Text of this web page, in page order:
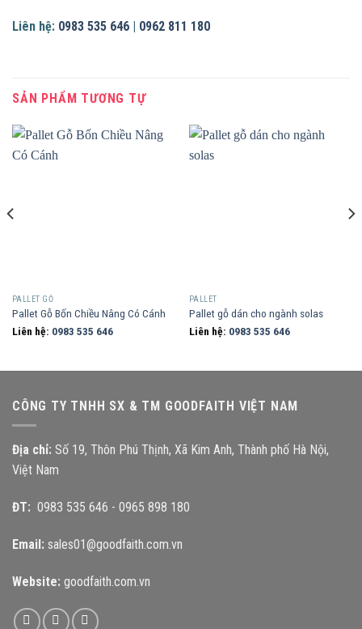
Liên hệ: 0983 535 646 | 0962 811 180
SẢN PHẨM TƯƠNG TỰ
PALLET GỖ
Pallet Gỗ Bốn Chiều Nâng Có Cánh
Liên hệ: 0983 535 646
PALLET
Pallet gỗ dán cho ngành solas
Liên hệ: 0983 535 646
CÔNG TY TNHH SX & TM GOODFAITH VIỆT NAM
Địa chỉ: Số 19, Thôn Phú Thịnh, Xã Kim Anh, Thành phố Hà Nội,
Việt Nam
ĐT: 0983 535 646 - 0965 898 180
Email: sales01@goodfaith.com.vn
Website: goodfaith.com.vn